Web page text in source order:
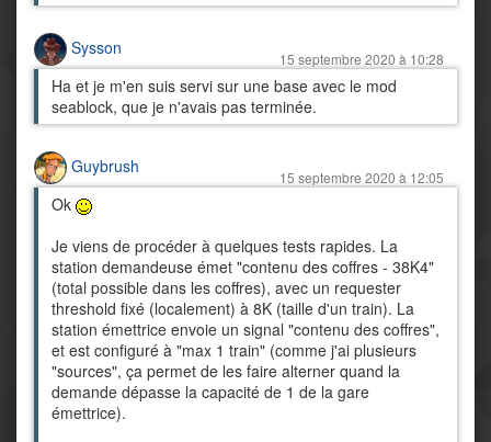
Sysson
15 septembre 2020 à 10:28
Ha et je m'en suis servi sur une base avec le mod
seablock, que je n'avais pas terminée.
Guybrush
15 septembre 2020 à 12:05
Ok
Je viens de procéder à quelques tests rapides. La
station demandeuse émet "contenu des coffres - 38K4"
(total possible dans les coffres), avec un requester
threshold fixé (localement) à 8K (taille d'un train). La
station émettrice envoie un signal "contenu des coffres",
et est configuré à "max 1 train" (comme j'ai plusieurs
"sources", ça permet de les faire alterner quand la
demande dépasse la capacité de 1 de la gare
émettrice).